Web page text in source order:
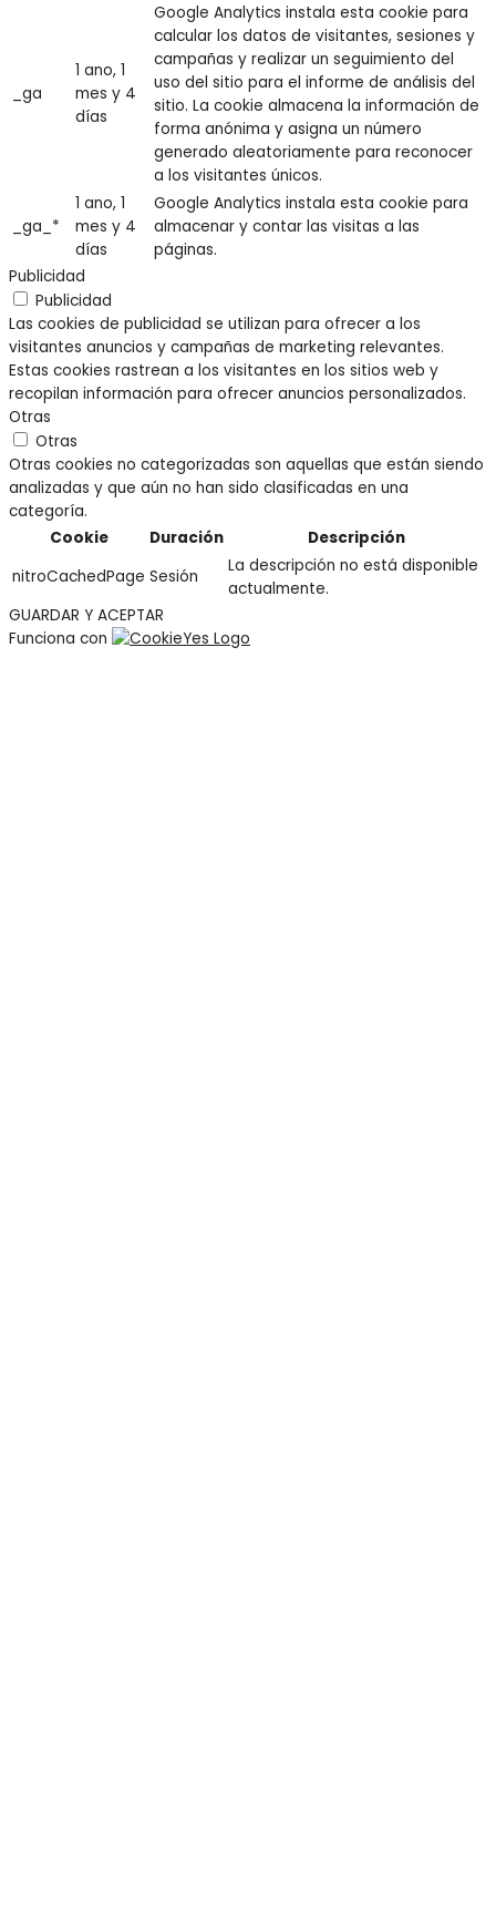
_ga
1 ano, 1
mes y 4
días
Google Analytics instala esta cookie para
calcular los datos de visitantes, sesiones y
campañas y realizar un seguimiento del
uso del sitio para el informe de análisis del
sitio. La cookie almacena la información de
forma anónima y asigna un número
generado aleatoriamente para reconocer
a los visitantes únicos.
_ga_*
1 ano, 1
mes y 4
días
Google Analytics instala esta cookie para
almacenar y contar las visitas a las
páginas.
Publicidad
Publicidad
Las cookies de publicidad se utilizan para ofrecer a los
visitantes anuncios y campañas de marketing relevantes.
Estas cookies rastrean a los visitantes en los sitios web y
recopilan información para ofrecer anuncios personalizados.
Otras
Otras
Otras cookies no categorizadas son aquellas que están siendo
analizadas y que aún no han sido clasificadas en una
categoría.
Cookie
Duración
Descripción
nitroCachedPage Sesión
La descripción no está disponible
actualmente.
GUARDAR Y ACEPTAR
Funciona con